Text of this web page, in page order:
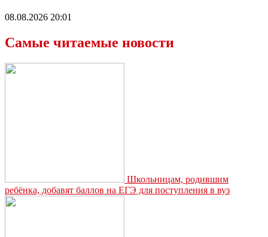
08.08.2026 20:01
Самые читаемые новости
Школьницам, родившим
ребёнка, добавят баллов на ЕГЭ для поступления в вуз